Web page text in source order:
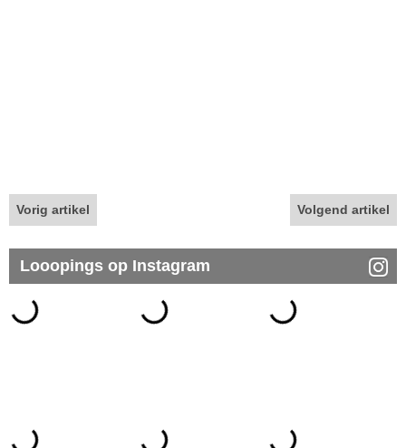
Vorig artikel Volgend artikel
Looopings op Instagram